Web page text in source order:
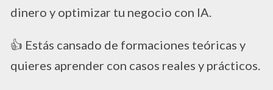
dinero y optimizar tu negocio con IA.
👍 Estás cansado de formaciones teóricas y
quieres aprender con casos reales y prácticos.